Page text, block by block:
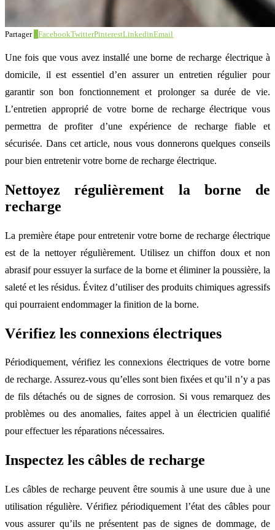
Partager FacebookTwitterPinterestLinkedinEmail
Une fois que vous avez installé une borne de recharge électrique à
domicile, il est essentiel d’en assurer un entretien régulier pour
garantir son bon fonctionnement et prolonger sa durée de vie.
L’entretien approprié de votre borne de recharge électrique vous
permettra de profiter d’une expérience de recharge fiable et
sécurisée. Dans cet article, nous vous donnerons quelques conseils
pour bien entretenir votre borne de recharge électrique.
Nettoyez régulièrement la borne de
recharge
La première étape pour entretenir votre borne de recharge électrique
est de la nettoyer régulièrement. Utilisez un chiffon doux et non
abrasif pour essuyer la surface de la borne et éliminer la poussière, la
saleté et les résidus. Évitez d’utiliser des produits chimiques agressifs
qui pourraient endommager la finition de la borne.
Vérifiez les connexions électriques
Périodiquement, vérifiez les connexions électriques de votre borne
de recharge. Assurez-vous qu’elles sont bien fixées et qu’il n’y a pas
de fils détachés ou de signes de corrosion. Si vous remarquez des
problèmes ou des anomalies, faites appel à un électricien qualifié
pour effectuer les réparations nécessaires.
Inspectez les câbles de recharge
Les câbles de recharge peuvent être soumis à une usure due à une
utilisation régulière. Vérifiez périodiquement l’état des câbles pour
vous assurer qu’ils ne présentent pas de signes de dommage, de